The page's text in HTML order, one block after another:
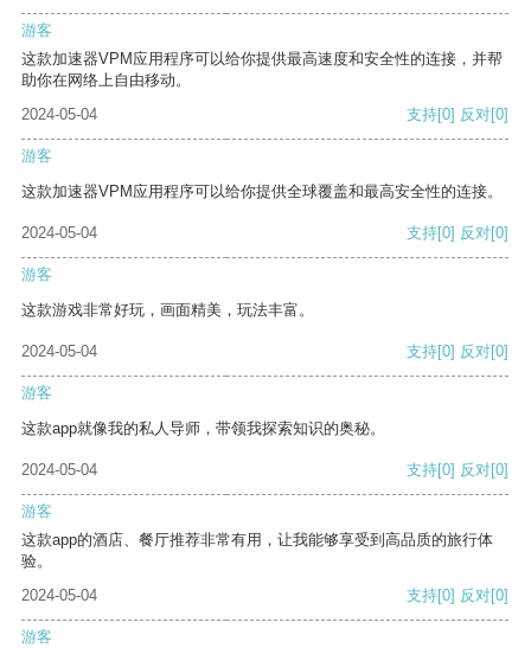
游客
这款加速器VPM应用程序可以给你提供最高速度和安全性的连接，并帮
助你在网络上自由移动。
2024-05-04
支持[0] 反对[0]
游客
这款加速器VPM应用程序可以给你提供全球覆盖和最高安全性的连接。
2024-05-04 支持[0] 反对[0]
游客
这款游戏非常好玩，画面精美，玩法丰富。
2024-05-04 支持[0] 反对[0]
游客
这款app就像我的私人导师，带领我探索知识的奥秘。
2024-05-04 支持[0] 反对[0]
游客
这款app的酒店、餐厅推荐非常有用，让我能够享受到高品质的旅行体
验。
2024-05-04
支持[0] 反对[0]
游客